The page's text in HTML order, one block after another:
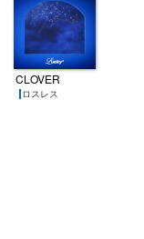
CLOVER
ロスレス